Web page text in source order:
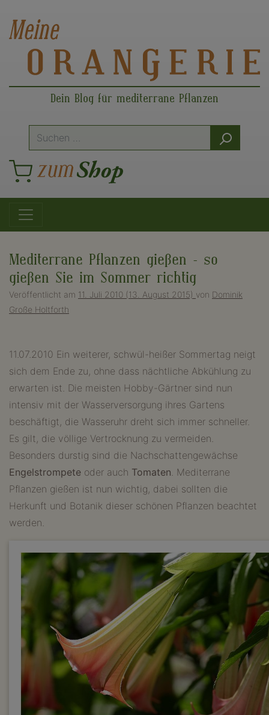
Dein Blog für mediterrane Pflanzen
Suche
nach:
Hauptnavigation
Mediterrane Pflanzen gießen – so
gießen Sie im Sommer richtig
Veröffentlicht am 11. Juli 2010 (13. August 2015) von Dominik
Große Holtforth
11.07.2010 Ein weiterer, schwül-heißer Sommertag neigt
sich dem Ende zu, ohne dass nächtliche Abkühlung zu
erwarten ist. Die meisten Hobby-Gärtner sind nun
intensiv mit der Wasserversorgung ihres Gartens
beschäftigt, die Wasseruhr dreht sich immer schneller.
Es gilt, die völlige Vertrocknung zu vermeiden.
Besonders durstig sind die Nachschattengewächse
Engelstrompete oder auch Tomaten. Mediterrane
Pflanzen gießen ist nun wichtig, dabei sollten die
Herkunft und Botanik dieser schönen Pflanzen beachtet
werden.